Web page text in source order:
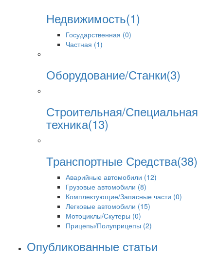
Недвижимость(1)
Государственная (0)
Частная (1)
Оборудование/Станки(3)
Строительная/Специальная
техника(13)
Транспортные Средства(38)
Аварийные автомобили (12)
Грузовые автомобили (8)
Комплектующие/Запасные части (0)
Легковые автомобили (15)
Мотоциклы/Скутеры (0)
Прицепы/Полуприцепы (2)
Опубликованные статьи